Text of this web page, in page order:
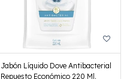
Jabón Líquido Dove Antibacterial
Repuesto Económico 220 Ml.